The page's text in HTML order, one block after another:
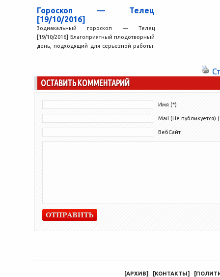
Гороскоп — Телец
[19/10/2016]
Зодиакальный гороскоп — Телец
[19/10/2016] Благоприятный плодотворный
день, подходящий для серьезной работы.
ОСТАВИТЬ КОММЕНТАРИЙ
Имя (*)
Mail (Не публикуется)
ВебСайт
[АРХИВ] [КОНТАКТЫ] [